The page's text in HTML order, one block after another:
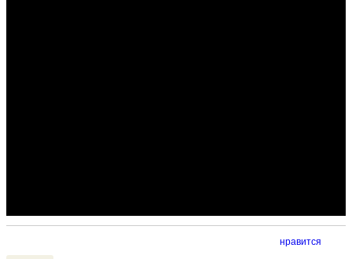
нравится